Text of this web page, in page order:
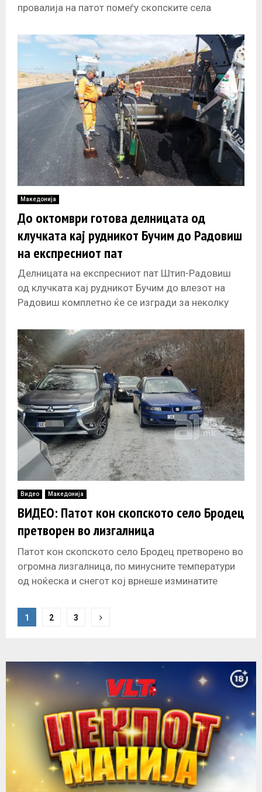
провалија на патот помеѓу скопските села
Македонија
До октомври готова делницата од
клучката кај рудникот Бучим до Радовиш
на експресниот пат
Делницата на експресниот пат Штип-Радовиш
од клучката кај рудникот Бучим до влезот на
Радовиш комплетно ќе се изгради за неколку
Видео Македонија
ВИДЕО: Патот кон скопското село Бродец
претворен во лизгалница
Патот кон скопското село Бродец претворено во
огромна лизгалница, по минусните температури
од ноќеска и снегот кој врнеше изминатите
s
t
s
i
1 2 3